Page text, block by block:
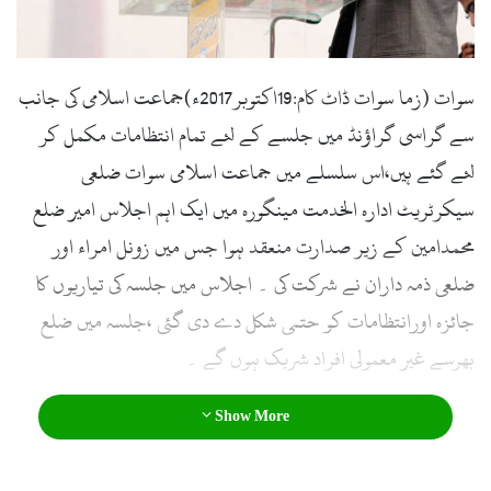
l
سوات (زما سوات ڈاٹ کام:19اکتوبر2017ء)جماعت اسلامی کی جانب
سے گراسی گراؤنڈ میں جلسے کے لئے تمام انتظامات مکمل کر
لئے گئے ہیں،اس سلسلے میں جماعت اسلامی سوات ضلعی
سیکرٹریٹ ادارہ الخدمت مینگورہ میں ایک اہم اجلاس امیر ضلع
محمدامین کے زیر صدارت منعقد ہوا جس میں زونل امراء اور
ضلعی ذمہ داران نے شرکت کی ۔ اجلاس میں جلسہ کی تیاریوں کا
جائزہ اورانتظامات کو حتمی شکل دے دی گئی ،جلسہ میں ضلع
بھرسے غیر معمولی افراد شریک ہوں گے ۔
Show More